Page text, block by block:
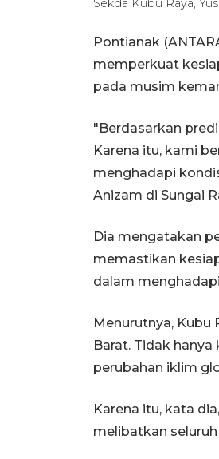
Sekda Kubu Raya,
Pontianak
memperkuat
pada musim
"Berdasarkan
Karena itu, kami
menghadapi
Anizam di Sungai
Dia mengatakan
memastikan
dalam
Menurutnya, Kubu
Barat. Tidak
perubahan iklim
Karena itu, kata
melibatkan